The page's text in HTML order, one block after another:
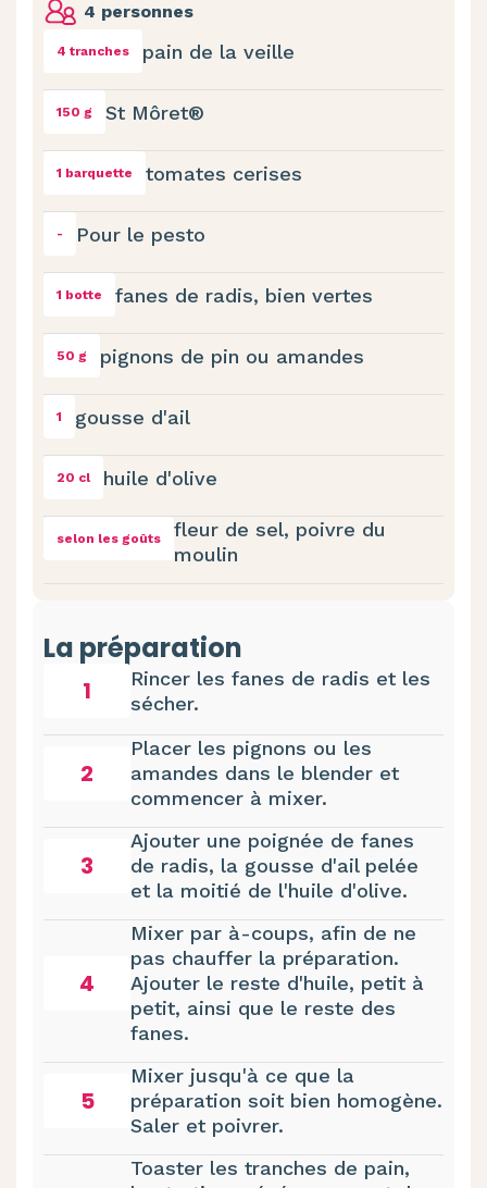
4 personnes
4 tranches pain de la veille
150 g St Môret®
1 barquette tomates cerises
- Pour le pesto
1 botte fanes de radis, bien vertes
50 g pignons de pin ou amandes
1 gousse d'ail
20 cl huile d'olive
selon les goûts
fleur de sel, poivre du
moulin
La préparation
1
Rincer les fanes de radis et les
sécher.
2
Placer les pignons ou les
amandes dans le blender et
commencer à mixer.
3
Ajouter une poignée de fanes
de radis, la gousse d'ail pelée
et la moitié de l'huile d'olive.
4
Mixer par à-coups, afin de ne
pas chauffer la préparation.
Ajouter le reste d'huile, petit à
petit, ainsi que le reste des
fanes.
5
Mixer jusqu'à ce que la
préparation soit bien homogène.
Saler et poivrer.
Toaster les tranches de pain,